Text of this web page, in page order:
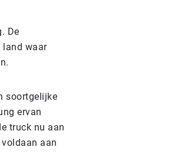
De
land waar
soortgelijke
ervan
truck nu aan
aan